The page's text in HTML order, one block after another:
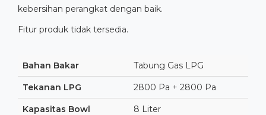
kebersihan perangkat dengan baik.
Fitur produk tidak tersedia.
Bahan Bakar Tabung Gas LPG
Tekanan LPG 2800 Pa + 2800 Pa
Kapasitas Bowl 8 Liter